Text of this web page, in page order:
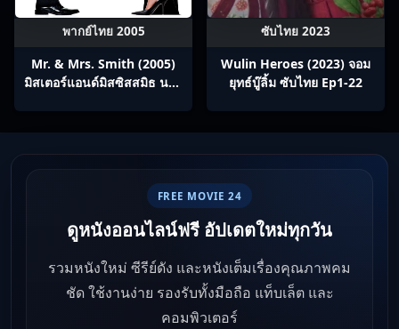
พากย์ไทย 2005
Mr. & Mrs. Smith (2005)
มิสเตอร์แอนด์มิสซิสสมิธ นาย
ซับไทย 2023
Wulin Heroes (2023) จอม
ยุทธ์บู๊ลิ้ม ซับไทย Ep1-22
FREE MOVIE 24
ดูหนังออนไลน์ฟรี อัปเดตใหม่ทุกวัน
รวมหนังใหม่ ซีรีย์ดัง และหนังเต็มเรื่องคุณภาพคม
ชัด ใช้งานง่าย รองรับทั้งมือถือ แท็บเล็ต และ
คอมพิวเตอร์